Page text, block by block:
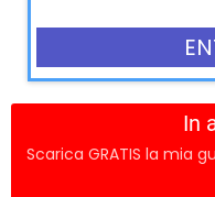
In
Scarica GRATIS la mia